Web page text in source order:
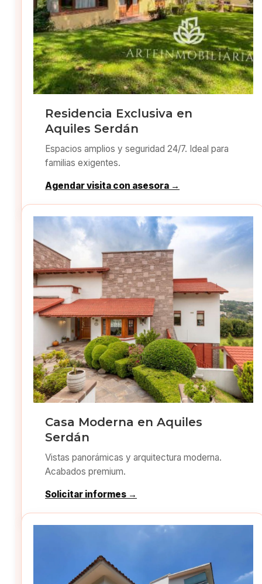
Residencia Exclusiva en
Aquiles Serdán
Espacios amplios y seguridad 24/7. Ideal para
familias exigentes.
Agendar visita con asesora →
Casa Moderna en Aquiles
Serdán
Vistas panorámicas y arquitectura moderna.
Acabados premium.
Solicitar informes →